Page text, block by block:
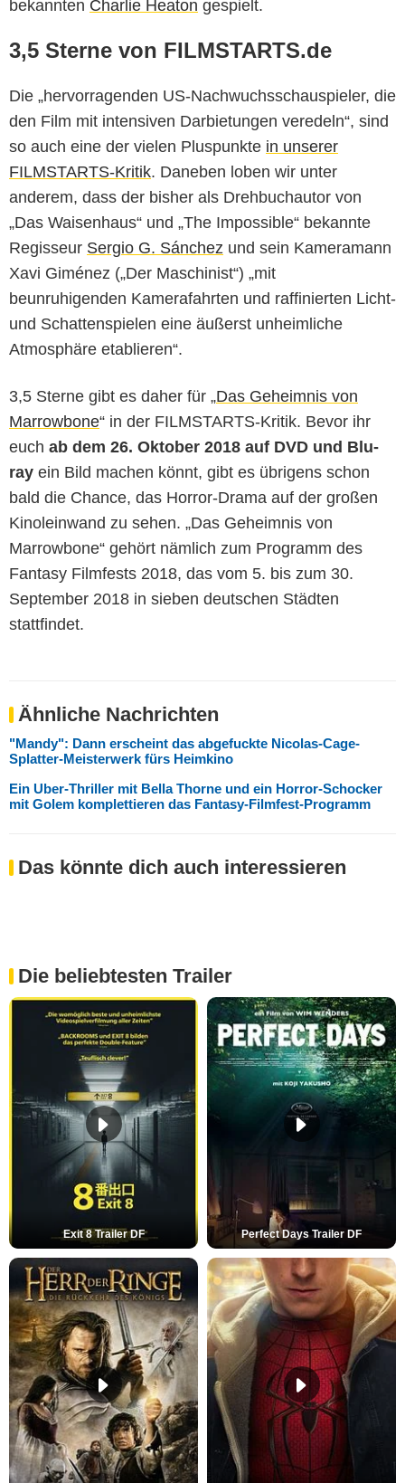
bekannten Charlie Heaton gespielt.
3,5 Sterne von FILMSTARTS.de
Die „hervorragenden US-Nachwuchsschauspieler, die
den Film mit intensiven Darbietungen veredeln“, sind
so auch eine der vielen Pluspunkte in unserer
FILMSTARTS-Kritik. Daneben loben wir unter
anderem, dass der bisher als Drehbuchautor von
„Das Waisenhaus“ und „The Impossible“ bekannte
Regisseur Sergio G. Sánchez und sein Kameramann
Xavi Giménez („Der Maschinist“) „mit
beunruhigenden Kamerafahrten und raffinierten Licht-
und Schattenspielen eine äußerst unheimliche
Atmosphäre etablieren“.
3,5 Sterne gibt es daher für „Das Geheimnis von
Marrowbone“ in der FILMSTARTS-Kritik. Bevor ihr
euch ab dem 26. Oktober 2018 auf DVD und Blu-
ray ein Bild machen könnt, gibt es übrigens schon
bald die Chance, das Horror-Drama auf der großen
Kinoleinwand zu sehen. „Das Geheimnis von
Marrowbone“ gehört nämlich zum Programm des
Fantasy Filmfests 2018, das vom 5. bis zum 30.
September 2018 in sieben deutschen Städten
stattfindet.
Ähnliche Nachrichten
"Mandy": Dann erscheint das abgefuckte Nicolas-Cage-
Splatter-Meisterwerk fürs Heimkino
Ein Uber-Thriller mit Bella Thorne und ein Horror-Schocker
mit Golem komplettieren das Fantasy-Filmfest-Programm
Das könnte dich auch interessieren
Die beliebtesten Trailer
Exit 8 Trailer DF Perfect Days Trailer DF